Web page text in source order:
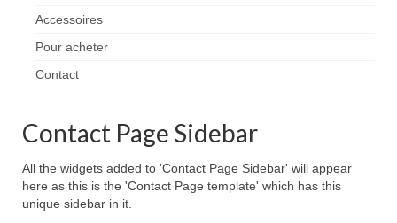
Accessoires
Pour acheter
Contact
Contact Page Sidebar
All the widgets added to 'Contact Page Sidebar' will appear
here as this is the 'Contact Page template' which has this
unique sidebar in it.